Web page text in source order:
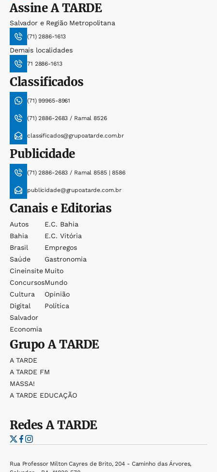
AssineA TARDE
Salvador e Região Metropolitana
(71) 2886-1613
Demais localidades
71 2886-1613
Classificados
(71) 99965-8961
(71) 2886-2683 / Ramal 8526
classificados@grupoatarde.com.br
Publicidade
(71) 2886-2683 / Ramal 8585 | 8586
publicidade@grupoatarde.com.br
Canais e Editorias
Autos
Bahia
Brasil
Saúde
Cineinsite
Concursos
Cultura
Digital
Salvador
Economia
E.c. Bahia
E.c. Vitória
Empregos
Gastronomia
Muito
Mundo
Opinião
Política
GrupoA TARDE
A TARDE
A TARDE FM
MASSA!
A TARDE EDUCAÇÃO
RedesA TARDE
Rua Professor Milton Cayres de Brito, 204 - Caminho das Árvores,